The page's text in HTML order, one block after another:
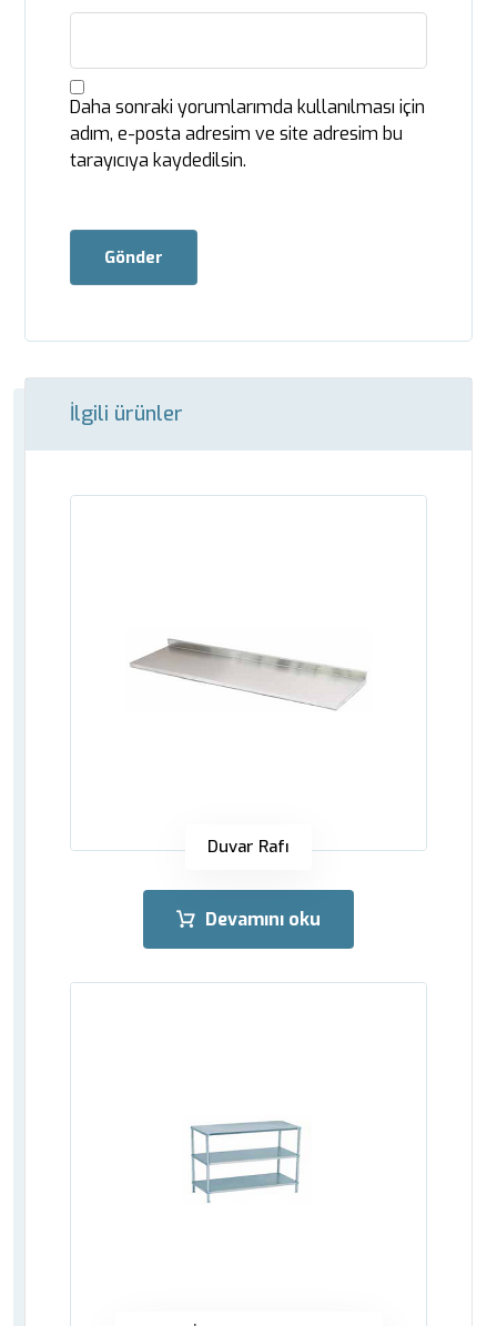
Daha sonraki yorumlarımda kullanılması için
adım, e-posta adresim ve site adresim bu
tarayıcıya kaydedilsin.
Gönder
İlgili ürünler
Duvar Rafı
Devamını oku